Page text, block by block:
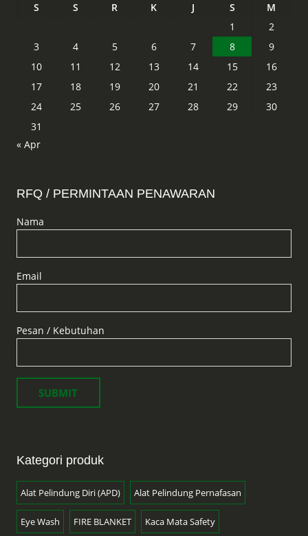
S S R K J S
M
1
2
3
4 5 6 7 8
9
10
11 12 13 14 15
16
17
18 19 20 21 22
23
24
25 26 27 28 29
30
31
« Apr
RFQ / PERMINTAAN PENAWARAN
Nama
Email
Pesan / Kebutuhan
Kategori produk
Alat Pelindung Diri (APD) Alat Pelindung Pernafasan
Eye Wash FIRE BLANKET Kaca Mata Safety